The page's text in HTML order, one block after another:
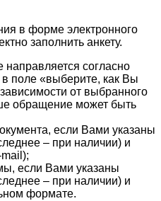
в форме электронного
заполнить анкету.
согласно
поле «выберите, как Вы
от выбранного
обращение может быть
если Вами указаны
– при наличии) и
если Вами указаны
– при наличии) и
формате.